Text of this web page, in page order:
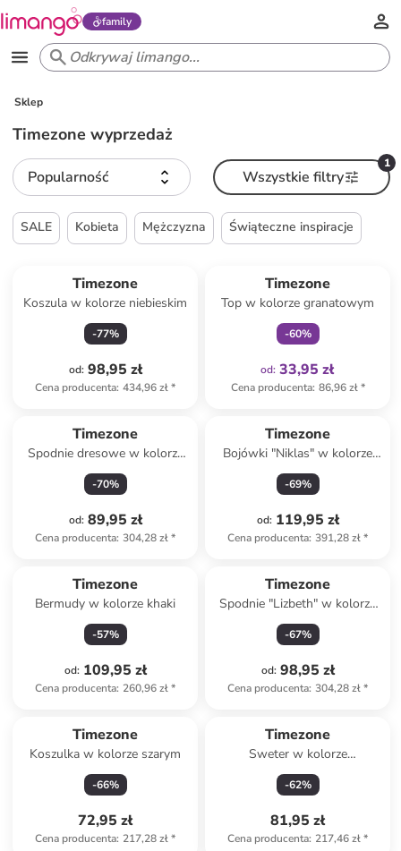
family
Sklep
Timezone wyprzedaż
Popularność
1
Wszystkie filtry
SALE Kobieta Mężczyzna Świąteczne inspiracje
Timezone
Koszula w kolorze niebieskim
-77%
od: 98,95 zł
Cena producenta: 434,96 zł*
Timezone
Top w kolorze granatowym
-60%
od: 33,95 zł
Cena producenta: 86,96 zł*
Timezone
Spodnie dresowe w kolorze
czarnym
-70%
od: 89,95 zł
Cena producenta: 304,28 zł*
Timezone
Bojówki "Niklas" w kolorze
szarym
-69%
od: 119,95 zł
Cena producenta: 391,28 zł*
Timezone
Bermudy w kolorze khaki
-57%
od: 109,95 zł
Cena producenta: 260,96 zł*
Timezone
Spodnie "Lizbeth" w kolorze
granatowym
-67%
od: 98,95 zł
Cena producenta: 304,28 zł*
Timezone
Koszulka w kolorze szarym
-66%
72,95 zł
Cena producenta: 217,28 zł*
Timezone
Sweter w kolorze
granatowym
-62%
81,95 zł
Cena producenta: 217,46 zł*